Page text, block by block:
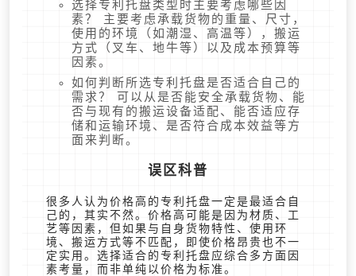
选择专利托盘类型时主要考虑哪些因
素？ 主要考虑承载货物的重量、尺寸，
使用的环境（如潮湿、高温等），搬运
方式（叉车、地牛等）以及成本预算等
因素。
如何判断所选专利托盘是否适合自己的
需求？ 可以从是否能安全承载货物、能
否与现有的搬运设备适配、能否适应存
储和运输环境、是否符合成本效益等方
面来判断。
误区科普
很多人认为价格高的专利托盘一定是最适合自
己的，其实不然。价格高可能是因为材质、工
艺等因素，但如果与自身货物特性、使用环
境、搬运方式等不匹配，即使价格昂贵也不一
定实用。选择适合的专利托盘应综合多方面因
素考量，而非单纯以价格为标准。